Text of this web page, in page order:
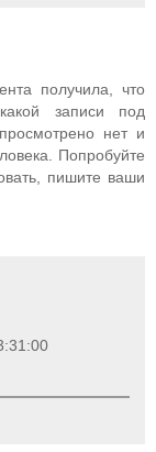
получила, что
записи под
нет и
Попробуйте
пишите ваши